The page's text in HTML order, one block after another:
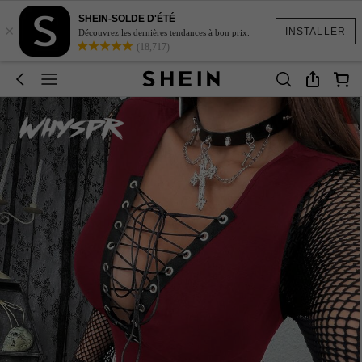
INSTALLER
×
SHEIN-SOLDE D'ÉTÉ
Découvrez les dernières tendances à bon prix.
(18,717)